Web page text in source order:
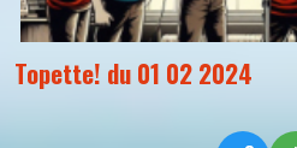
Topette! du 01 02 2024